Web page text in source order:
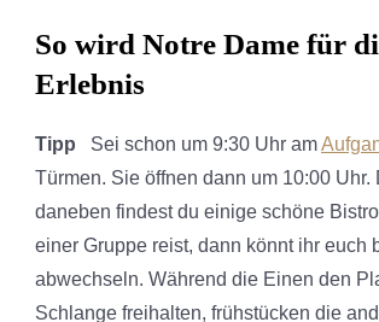
So wird Notre Dame für
Erlebnis
Tipp Sei schon um 9:30 Uhr am
Türmen. Sie öffnen dann um 10:00 Uhr.
daneben findest du einige schöne
einer Gruppe reist, dann könnt ihr euch
abwechseln. Während die Einen den
Schlange freihalten, frühstücken die